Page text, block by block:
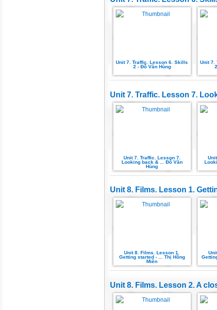
Unit 7. Traffic. Lesson 6. Skills
2 - Đỗ Văn Hùng
Unit 7.
Unit 7. Traffic. Lesson 7.
Unit 7. Traffic. Lesson 7.
Looking back & ... Đỗ Văn
Hùng
Unit 8. Films. Lesson 1.
Unit 8. Films. Lesson 1.
Getting started - ... Thị Hồng
Miên
Unit 8. Films. Lesson 2. A